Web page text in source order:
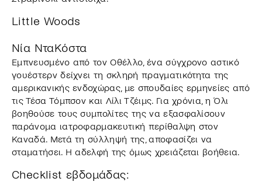
Little Woods
Νία ΝταΚόστα
Εμπνευσμένο από τον Οθέλλο, ένα σύγχρονο αστικό
γουέστερν δείχνει τη σκληρή πραγματικότητα της
αμερικανικής ενδοχώρας, με σπουδαίες ερμηνείες από
τις Τέσα Τόμπσον και Λίλι Τζέιμς. Για χρόνια, η Όλι
βοηθούσε τους συμπολίτες της να εξασφαλίσουν
παράνομα ιατροφαρμακευτική περίθαλψη στον
Καναδά. Μετά τη σύλληψή της, αποφασίζει να
σταματήσει. Η αδελφή της όμως χρειάζεται βοήθεια.
Checklist εβδομάδας: